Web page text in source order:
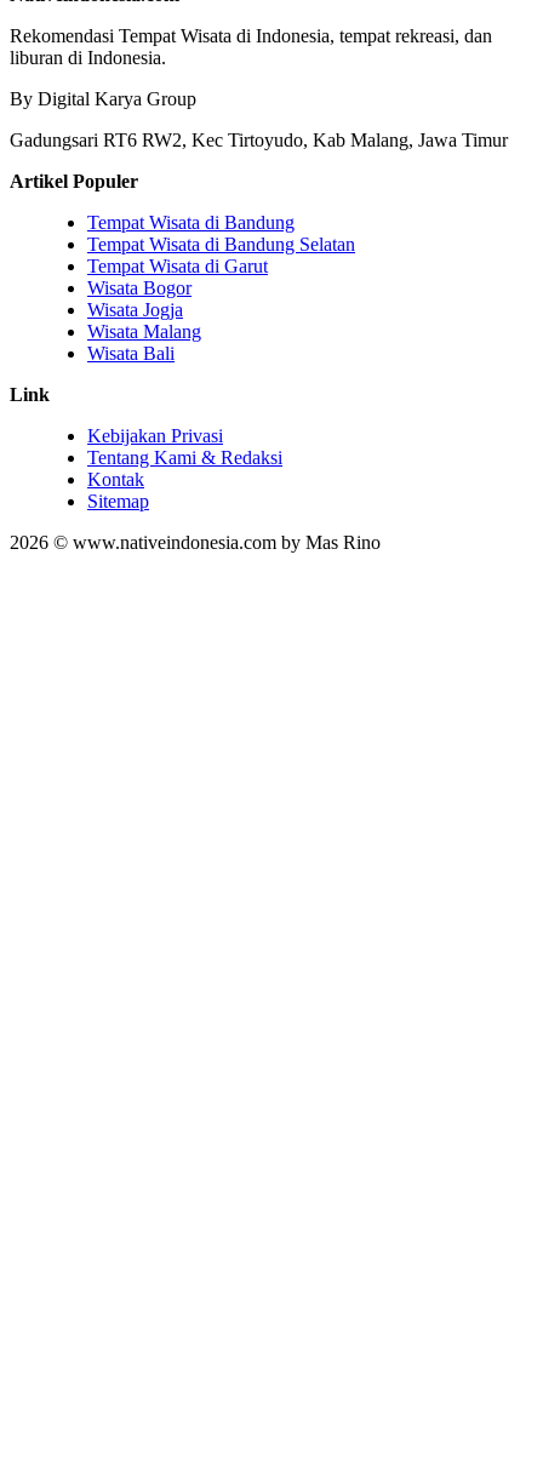
Rekomendasi Tempat Wisata di Indonesia, tempat rekreasi, dan
liburan di Indonesia.
By Digital Karya Group
Gadungsari RT6 RW2, Kec Tirtoyudo, Kab Malang, Jawa Timur
Artikel Populer
Tempat Wisata di Bandung
Tempat Wisata di Bandung Selatan
Tempat Wisata di Garut
Wisata Bogor
Wisata Jogja
Wisata Malang
Wisata Bali
Link
Kebijakan Privasi
Tentang Kami & Redaksi
Kontak
Sitemap
2026 © www.nativeindonesia.com by Mas Rino